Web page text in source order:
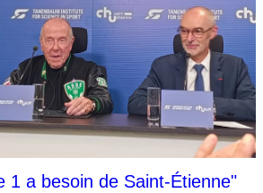
1 a besoin de Saint-Étienne"